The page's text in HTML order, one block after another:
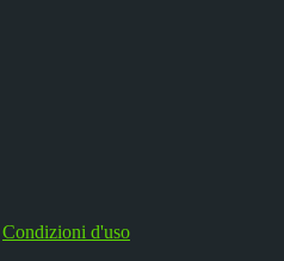
Condizioni d'uso